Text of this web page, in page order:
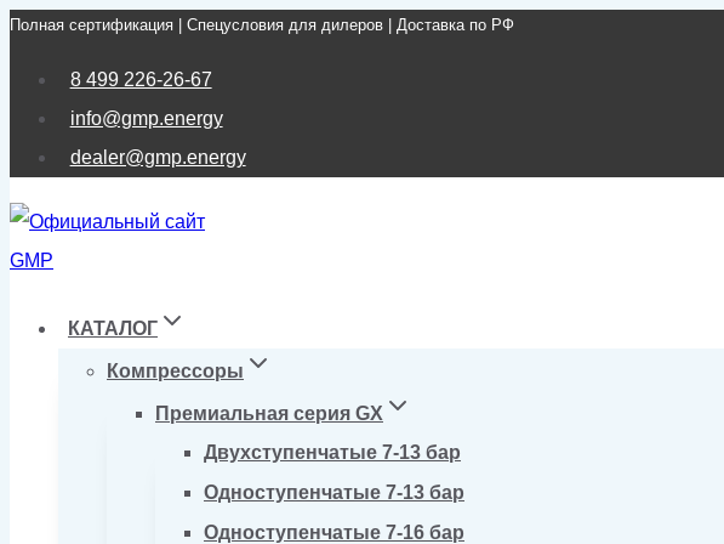
Перейти
Полная сертификация | Спецусловия для дилеров | Доставка по РФ
8 499 226-26-67
info@gmp.energy
dealer@gmp.energy
КАТАЛОГ
Компрессоры
Премиальная серия GX
Двухступенчатые 7-13 бар
Одноступенчатые 7-13 бар
Одноступенчатые 7-16 бар